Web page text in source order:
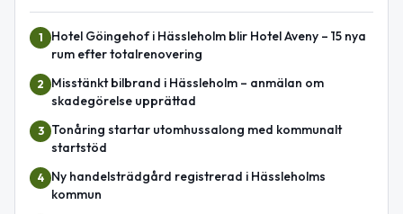
1
Hotel Göingehof i Hässleholm blir Hotel Aveny – 15 nya
rum efter totalrenovering
2
Misstänkt bilbrand i Hässleholm – anmälan om
skadegörelse upprättad
3
Tonåring startar utomhussalong med kommunalt
startstöd
4
Ny handelsträdgård registrerad i Hässleholms
kommun